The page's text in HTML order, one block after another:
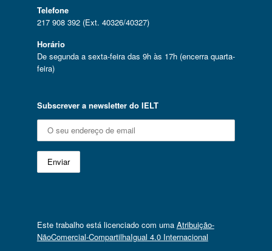
Telefone
217 908 392 (Ext. 40326/40327)
Horário
De segunda a sexta-feira das 9h às 17h (encerra quarta-
feira)
Subscrever a newsletter do IELT
Este trabalho está licenciado com uma Atribuição-
NãoComercial-CompartilhaIgual 4.0 Internacional